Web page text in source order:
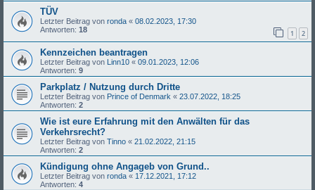
TÜV
Letzter Beitrag von ronda « 08.02.2023, 17:30
Antworten: 18 1 2
Kennzeichen beantragen
Letzter Beitrag von Linn10 « 09.01.2023, 12:06
Antworten: 9
Parkplatz / Nutzung durch Dritte
Letzter Beitrag von Prince of Denmark « 23.07.2022, 18:25
Antworten: 2
Wie ist eure Erfahrung mit den Anwälten für das
Verkehrsrecht?
Letzter Beitrag von Tinno « 21.02.2022, 21:15
Antworten: 2
Kündigung ohne Angageb von Grund..
Letzter Beitrag von ronda « 17.12.2021, 17:12
Antworten: 4